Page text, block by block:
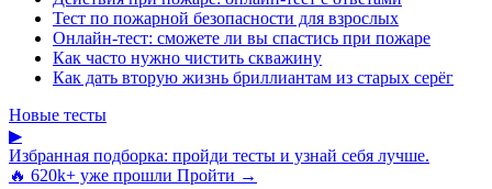
Тест по пожарной безопасности для взрослых
Онлайн-тест: сможете ли вы спастись при пожаре
Как часто нужно чистить скважину
Как дать вторую жизнь бриллиантам из старых серёг
Новые тесты
▶
Избранная подборка: пройди тесты и узнай себя лучше.
🔥 620k+ уже прошли Пройти →